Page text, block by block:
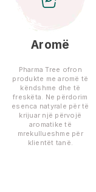
Aromë
Pharma Tree ofron
produkte me aromë të
këndshme dhe të
freskëta. Ne përdorim
esenca natyrale për të
krijuar një përvojë
aromatike të
mrekullueshme për
klientët tanë.